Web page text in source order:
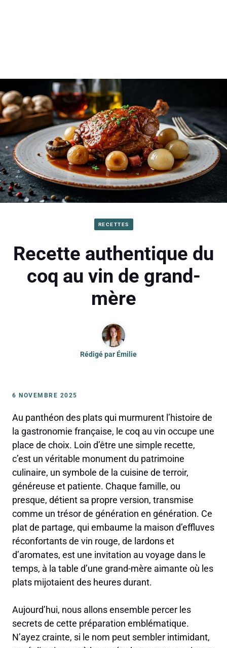
RECETTES
Recette authentique du
coq au vin de grand-
mère
Rédigé par Émilie
6 NOVEMBRE 2025
Au panthéon des plats qui murmurent l’histoire de
la gastronomie française, le coq au vin occupe une
place de choix. Loin d’être une simple recette,
c’est un véritable monument du patrimoine
culinaire, un symbole de la cuisine de terroir,
généreuse et patiente. Chaque famille, ou
presque, détient sa propre version, transmise
comme un trésor de génération en génération. Ce
plat de partage, qui embaume la maison d’effluves
réconfortants de vin rouge, de lardons et
d’aromates, est une invitation au voyage dans le
temps, à la table d’une grand-mère aimante où les
plats mijotaient des heures durant.
Aujourd’hui, nous allons ensemble percer les
secrets de cette préparation emblématique.
N’ayez crainte, si le nom peut sembler intimidant,